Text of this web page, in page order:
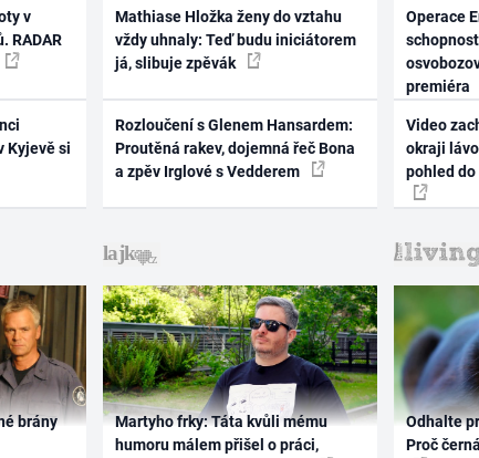
v
RADAR
Kyjevě si
Mathiase Hložka ženy do vztahu
vždy uhnaly: Teď budu iniciátorem
já, slibuje zpěvák
Rozloučení s Glenem Hansardem:
Proutěná rakev, dojemná řeč Bona
a zpěv Irglové s Vedderem
Operace
premiéra
Video
okraji
pohled
brány
Martyho frky: Táta kvůli mému
humoru málem přišel o práci,
Odhalte
Proč